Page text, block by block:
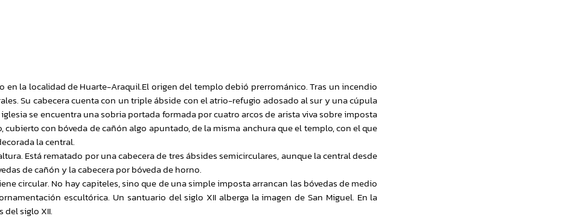
en la localidad de Huarte-Araquil.El origen del templo debió prerrománico. Tras un incendio
Su cabecera cuenta con un triple ábside con el atrio-refugio adosado al sur y una cúpula
se encuentra una sobria portada formada por cuatro arcos de arista viva sobre imposta
con bóveda de cañón algo apuntado, de la misma anchura que el templo, con el que
la central.
Está rematado por una cabecera de tres ábsides semicirculares, aunque la central desde
de cañón y la cabecera por bóveda de horno.
circular. No hay capiteles, sino que de una simple imposta arrancan las bóvedas de medio
escultórica. Un santuario del siglo XII alberga la imagen de San Miguel. En la
del siglo XII.